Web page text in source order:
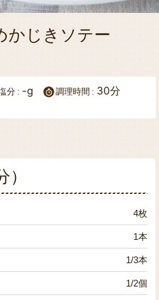
かじきソテー
分 -g 調理時間 30分
4枚
1本
1/3本
1/2個